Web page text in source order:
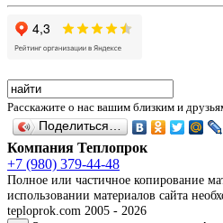
Расскажите о нас вашим близким и
Поделиться…
Компания Теплопрок
+7 (980) 379-44-48
Полное или частичное копирование
использовании материалов сайта
teploprok.com 2005 - 2026